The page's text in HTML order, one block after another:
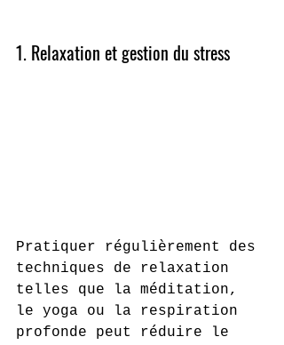
1. Relaxation et gestion du stress
Pratiquer régulièrement des
techniques de relaxation
telles que la méditation,
le yoga ou la respiration
profonde peut réduire le